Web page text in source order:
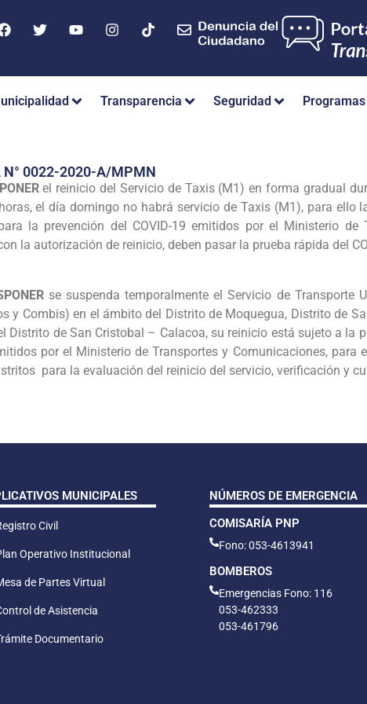
Transparencia Seguridad Programas
N° 0022-2020-A/MPMN
el reinicio del Servicio de Taxis (M1) en forma gradual
el día domingo no habrá servicio de Taxis (M1), para ello
la prevención del COVID-19 emitidos por el Ministerio de
la autorización de reinicio, deben pasar la prueba rápida del
se suspenda temporalmente el Servicio de Transporte
y Combis) en el ámbito del Distrito de Moquegua, Distrito de
Distrito de San Cristobal – Calacoa, su reinicio está sujeto a la
por el Ministerio de Transportes y Comunicaciones, para
para la evaluación del reinicio del servicio, verificación y
MUNICIPALES
Civil
Operativo Institucional
de Partes Virtual
de Asistencia
Documentario
NÚMEROS DE EMERGENCIA
COMISARÍA PNP
Fono: 053-4613941
BOMBEROS
Emergencias Fono: 116
053-462333
053-461796